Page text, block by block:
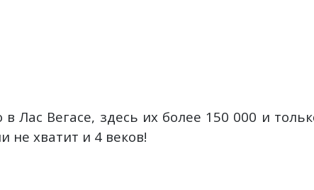
в Лас Вегасе, здесь их более 150 000 и
не хватит и 4 веков!